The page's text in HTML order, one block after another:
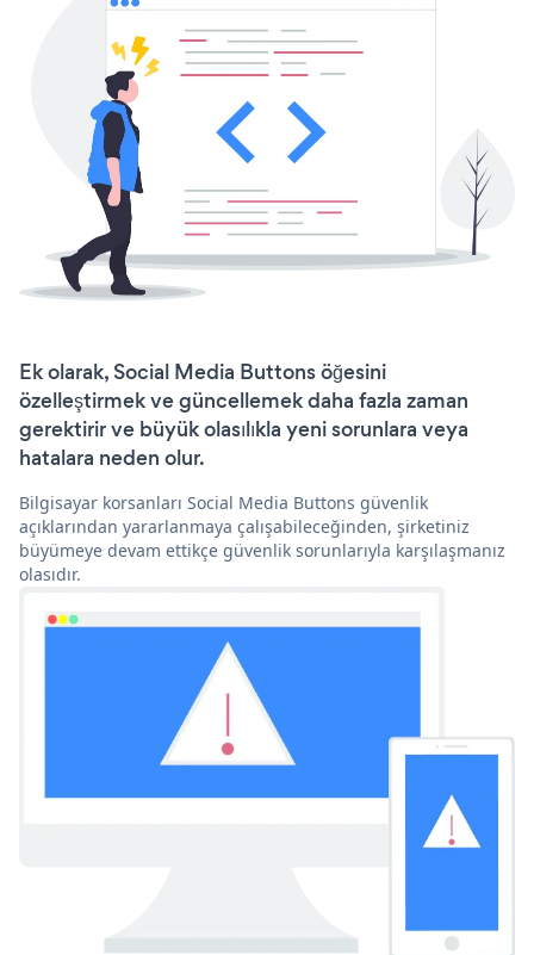
Ek olarak, Social Media Buttons öğesini
özelleştirmek ve güncellemek daha fazla zaman
gerektirir ve büyük olasılıkla yeni sorunlara veya
hatalara neden olur.
Bilgisayar korsanları Social Media Buttons güvenlik
açıklarından yararlanmaya çalışabileceğinden, şirketiniz
büyümeye devam ettikçe güvenlik sorunlarıyla karşılaşmanız
olasıdır.